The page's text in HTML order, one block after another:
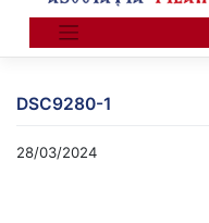
DSC9280-1
28/03/2024